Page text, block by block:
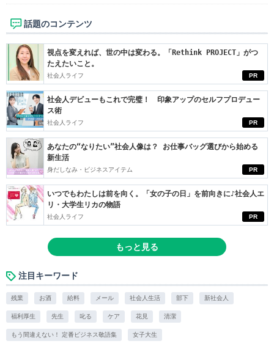
話題のコンテンツ
PR
視点を変えれば、世の中は変わる。「Rethink PROJECT」がつ
たえたいこと。
社会人ライフ
PR
社会人デビューもこれで完璧！ 印象アップのセルフプロデュー
ス術
社会人ライフ
PR
あなたの“なりたい”社会人像は？ お仕事バッグ選びから始める
新生活
身だしなみ・ビジネスアイテム
PR
いつでもわたしは前を向く。「女の子の日」を前向きに♪社会人エ
リ・大学生リカの物語
社会人ライフ
もっと見る
注目キーワード
残業 お酒 給料 メール 社会人生活 部下 新社会人
福利厚生 先生 叱る ケア 花見 清潔
もう間違えない！ 定番ビジネス敬語集 女子大生